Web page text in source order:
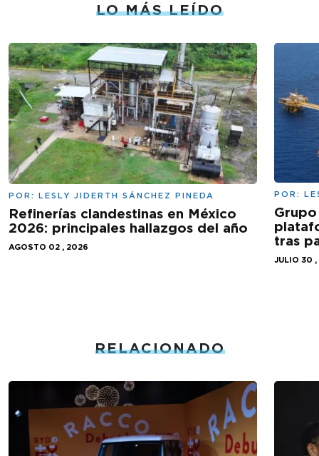
LO MÁS LEÍDO
POR: LESLY JIDERTH SÁNCHEZ PINEDA
Refinerías clandestinas en México
2026: principales hallazgos del año
AGOSTO 02 , 2026
POR:
tras
JULIO 30
RELACIONADO